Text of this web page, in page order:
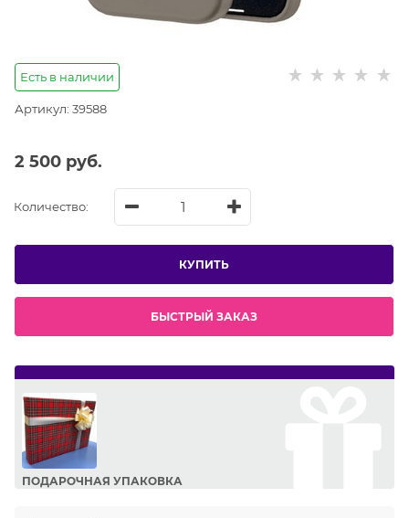
Есть в наличии
Артикул: 39588
2 500 руб.
Количество:
КУПИТЬ
БЫСТРЫЙ ЗАКАЗ
ПОДАРОЧНАЯ УПАКОВКА